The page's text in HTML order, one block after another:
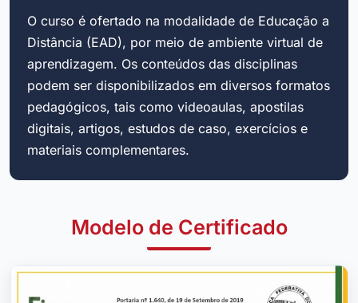
O curso é ofertado na modalidade de Educação a
Distância (EAD), por meio de ambiente virtual de
aprendizagem. Os conteúdos das disciplinas
podem ser disponibilizados em diversos formatos
pedagógicos, tais como videoaulas, apostilas
digitais, artigos, estudos de caso, exercícios e
materiais complementares.
Modelo de Certificado